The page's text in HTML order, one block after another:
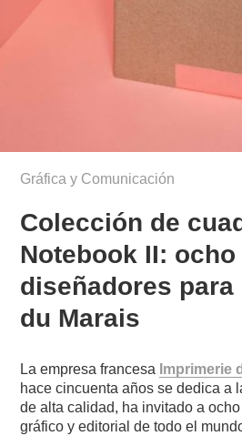
Gráfica y Comunicación
Colección de
Notebook II: ocho
diseñadores
du Marais
La empresa francesa Imprimerie
hace cincuenta años se dedica a
de alta calidad, ha invitado a
gráfico y editorial de todo el